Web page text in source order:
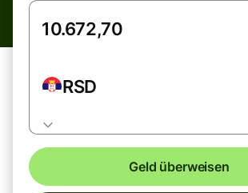
RSD
Geld überweisen